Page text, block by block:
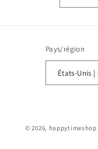
Pays/région
© 2026, happytimeshop